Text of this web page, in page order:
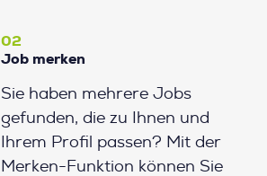
02
Job merken
Sie haben mehrere Jobs
gefunden, die zu Ihnen und
Ihrem Profil passen? Mit der
Merken-Funktion können Sie